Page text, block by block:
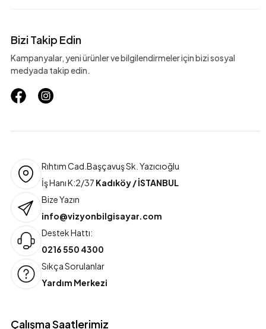
Bizi Takip Edin
Kampanyalar, yeni ürünler ve bilgilendirmeler için bizi sosyal
medyada takip edin.
Rıhtım Cad.Başçavuş Sk. Yazıcıoğlu
İş Hanı K:2/37 Kadıköy / İSTANBUL
Bize Yazın
info@vizyonbilgisayar.com
Destek Hattı:
0216 550 4300
Sıkça Sorulanlar
Yardım Merkezi
Çalışma Saatlerimiz